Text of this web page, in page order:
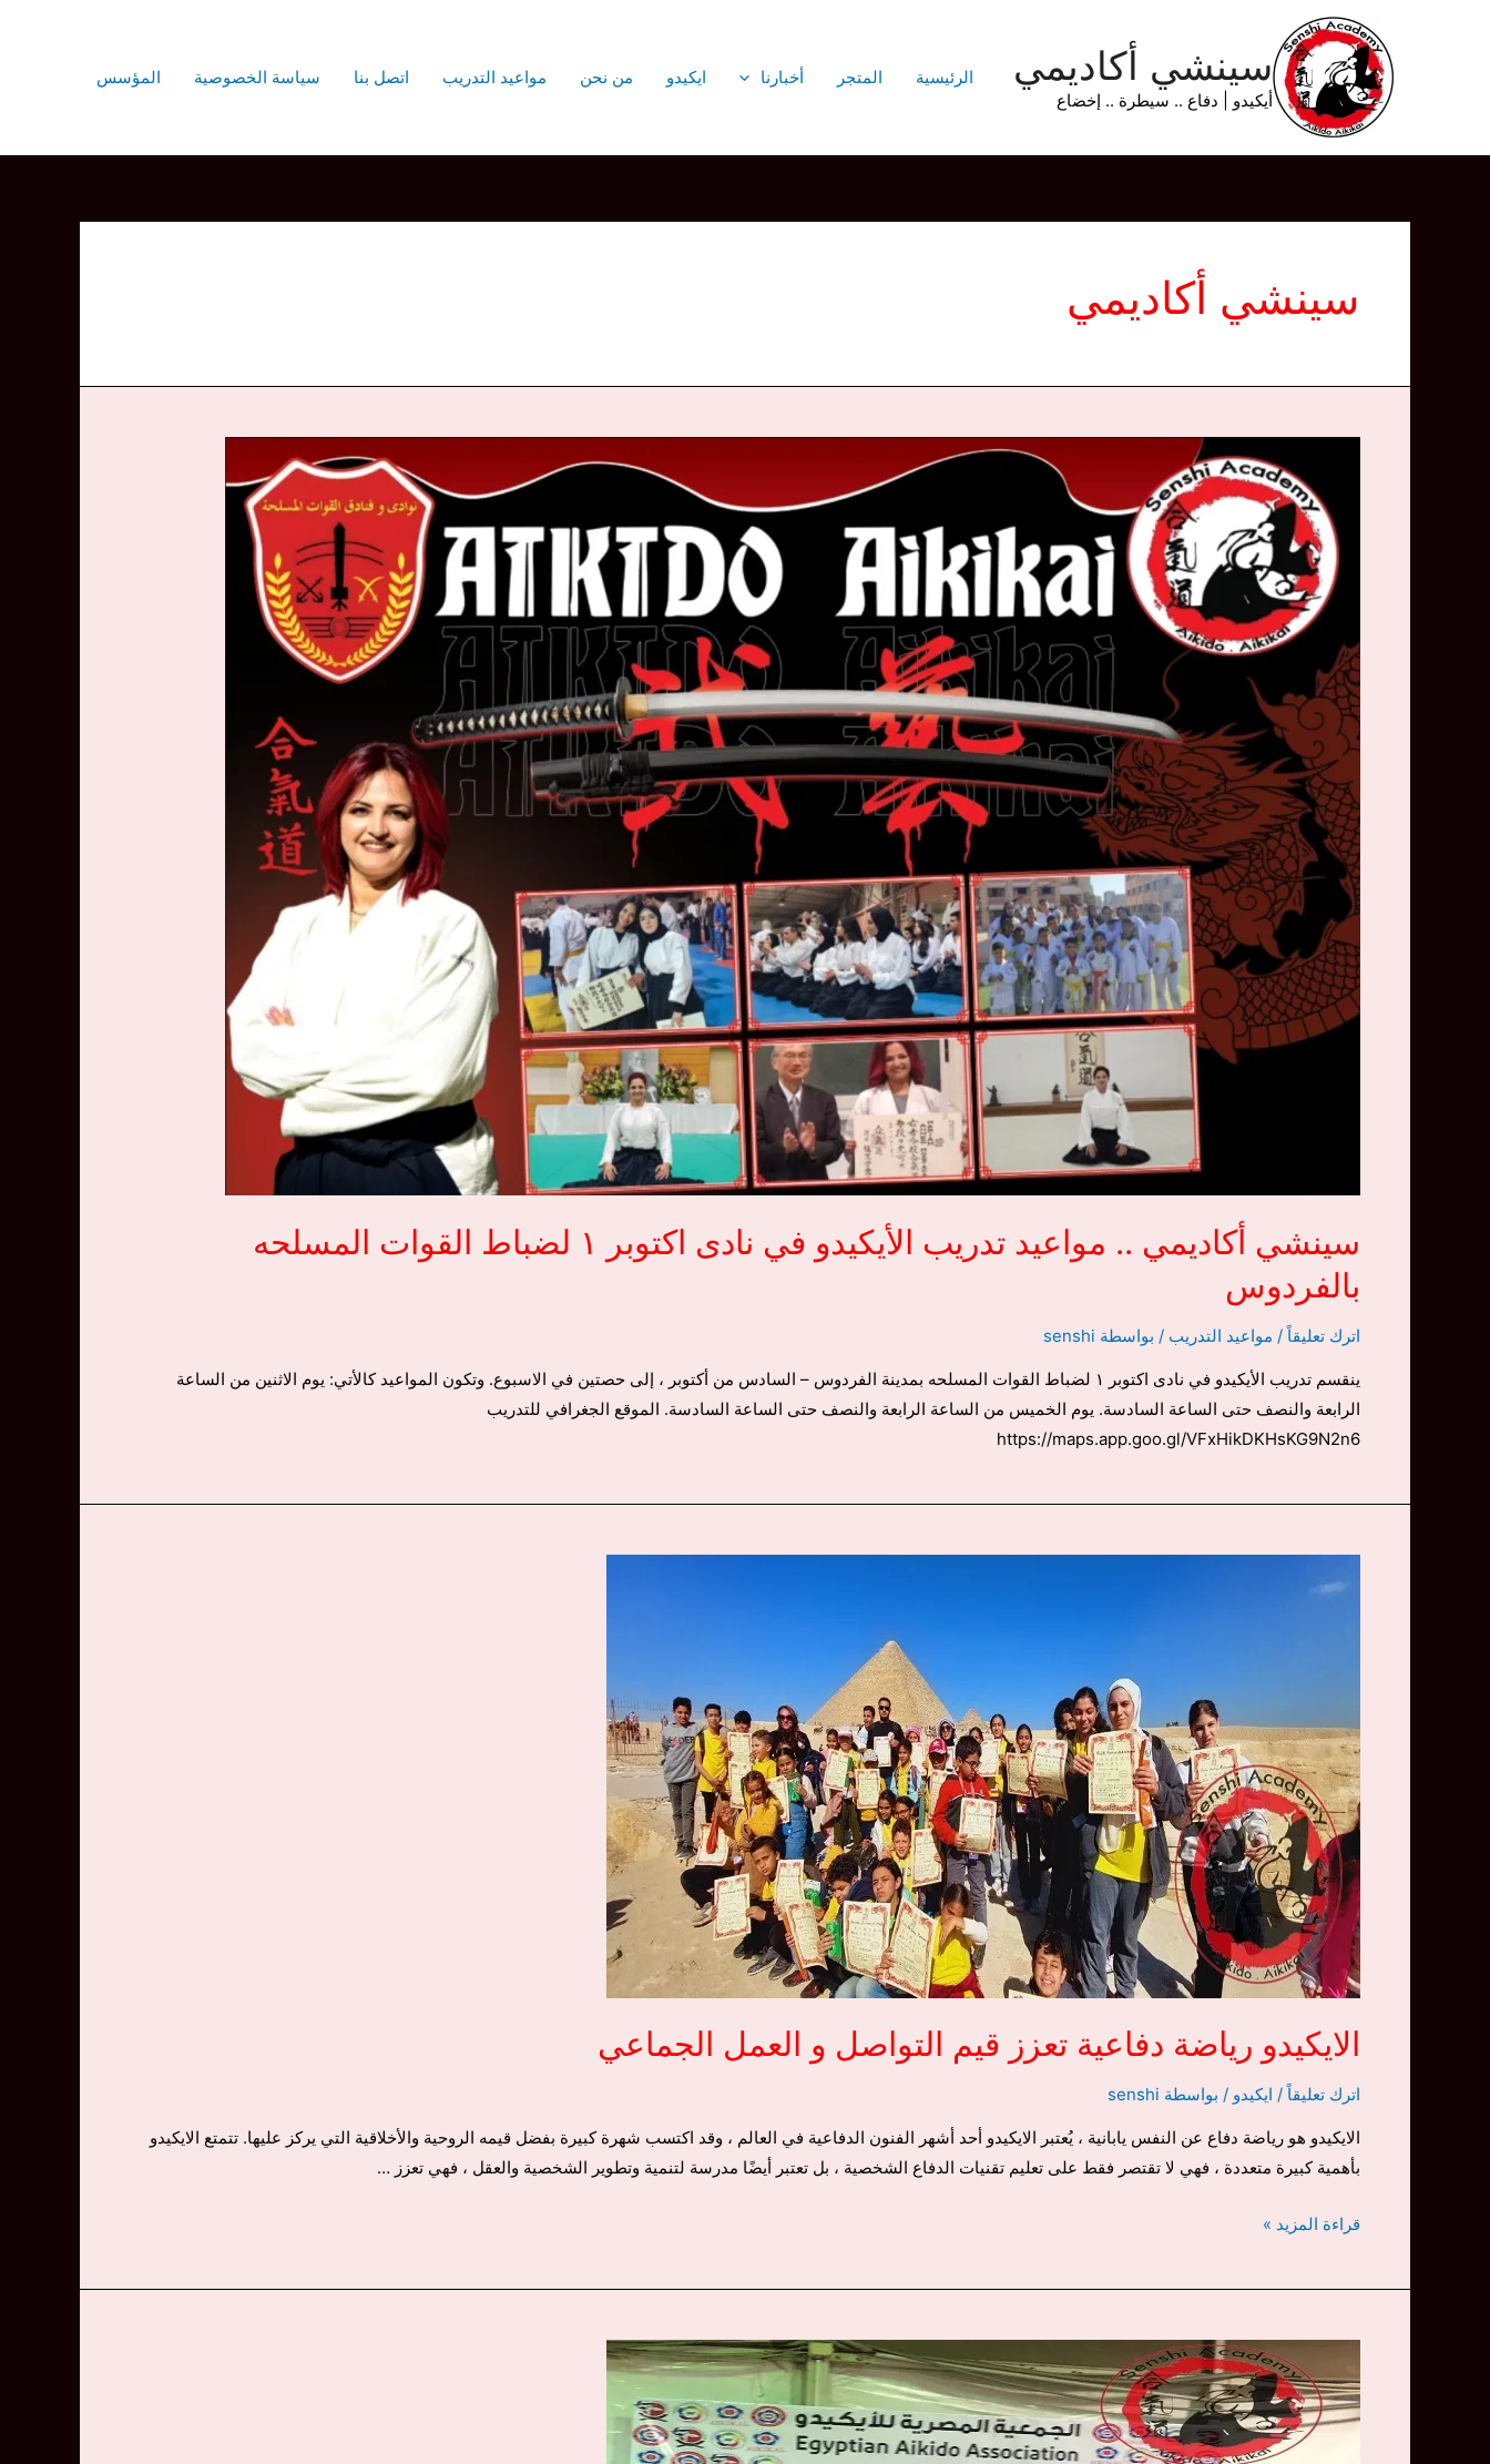
سينشي أكاديمي
أيكيدو | دفاع .. سيطرة .. إخضاع
الرئيسية المتجر أخبارنا ايكيدو من نحن مواعيد التدريب اتصل بنا سياسة الخصوصية المؤسس
سينشي أكاديمي
سينشي أكاديمي .. مواعيد تدريب الأيكيدو في نادى اكتوبر ١ لضباط القوات المسلحه
بالفردوس
اترك تعليقاً / مواعيد التدريب / بواسطة senshi
ينقسم تدريب الأيكيدو في نادى اكتوبر ١ لضباط القوات المسلحه بمدينة الفردوس – السادس من أكتوبر ، إلى حصتين في الاسبوع. وتكون المواعيد كالأتي: يوم الاثنين من الساعة
الرابعة والنصف حتى الساعة السادسة. يوم الخميس من الساعة الرابعة والنصف حتى الساعة السادسة. الموقع الجغرافي للتدريب
https://maps.app.goo.gl/VFxHikDKHsKG9N2n6
الايكيدو رياضة دفاعية تعزز قيم التواصل و العمل الجماعي
اترك تعليقاً / ايكيدو / بواسطة senshi
الايكيدو هو رياضة دفاع عن النفس يابانية ، يُعتبر الايكيدو أحد أشهر الفنون الدفاعية في العالم ، وقد اكتسب شهرة كبيرة بفضل قيمه الروحية والأخلاقية التي يركز عليها. تتمتع الايكيدو
بأهمية كبيرة متعددة ، فهي لا تقتصر فقط على تعليم تقنيات الدفاع الشخصية ، بل تعتبر أيضًا مدرسة لتنمية وتطوير الشخصية والعقل ، فهي تعزز …
الايكيدو
قيم
التواصل
و
العمل
قراءة المزيد »